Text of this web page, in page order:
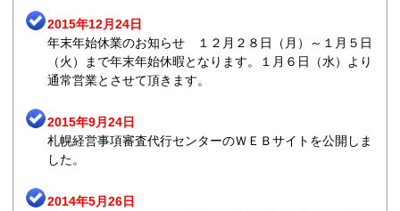
2015年12月24日
年末年始休業のお知らせ １２月２８日（月）～１月５日
（火）まで年末年始休暇となります。１月６日（水）より
通常営業とさせて頂きます。
2015年9月24日
札幌経営事項審査代行センターのＷＥＢサイトを公開しま
した。
2014年5月26日